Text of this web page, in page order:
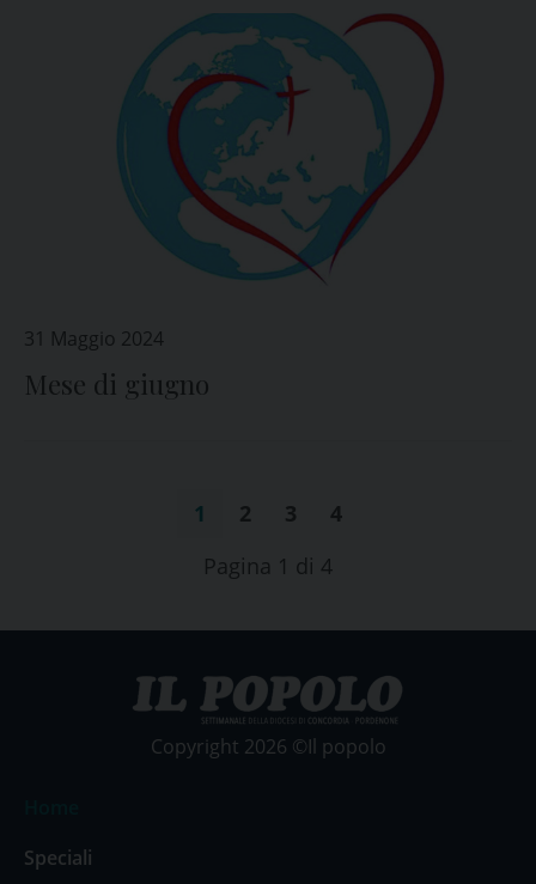
31 Maggio 2024
Mese di giugno
1 2 3
4
Pagina 1 di 4
Copyright 2026 ©Il popolo
Speciali